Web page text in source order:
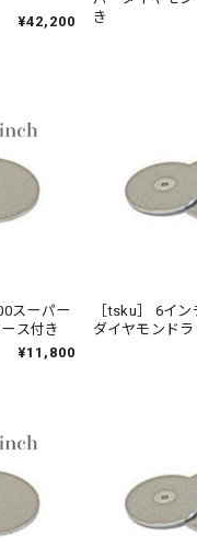
¥42,200
き
スーパー
ース付き
¥11,800
［tsku］ 6イ
ダイヤモンド